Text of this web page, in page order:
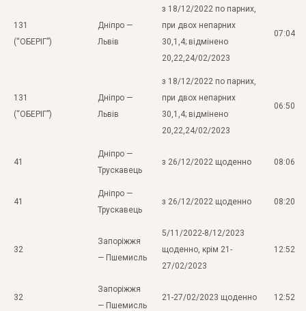
131
(“ОБЕРІГ”)
Дніпро —
Львів
з 18/12/2022 по парних,
при двох непарних
30,1,4; відмінено
20,22,24/02/2023
07:04
131
(“ОБЕРІГ”)
Дніпро —
Львів
з 18/12/2022 по парних,
при двох непарних
30,1,4; відмінено
20,22,24/02/2023
06:50
41
Дніпро —
Трускавець
з 26/12/2022 щоденно 08:06
41
Дніпро —
Трускавець
з 26/12/2022 щоденно 08:20
32
Запоріжжя
— Пшемисль
5/11/2022-8/12/2023
щоденно, крім 21-
27/02/2023
12:52
32
Запоріжжя
— Пшемисль
21-27/02/2023 щоденно 12:52